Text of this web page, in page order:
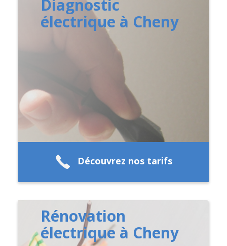
Diagnostic
électrique à Cheny
Découvrez nos tarifs
Rénovation
électrique à Cheny